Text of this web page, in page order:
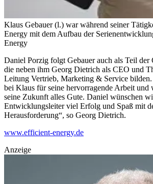
Klaus Gebauer (l.) war während seiner
Energy mit dem Aufbau der
Energy
Daniel Porzig folgt Gebauer auch als Teil der
die neben ihm Georg Dietrich als CEO und
Leitung Vertrieb, Marketing & Service bilden.
bei Klaus für seine hervorragende Arbeit und
seine Zukunft alles Gute. Daniel wünschen
Entwicklungsleiter viel Erfolg und Spaß mit
Herausforderung“, so Georg Dietrich.
www.efficient-energy.de
Anzeige